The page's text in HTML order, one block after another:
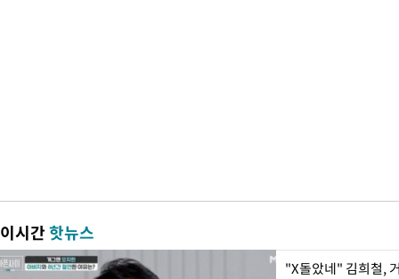
이시간핫뉴스
"X돌았네" 김희철,